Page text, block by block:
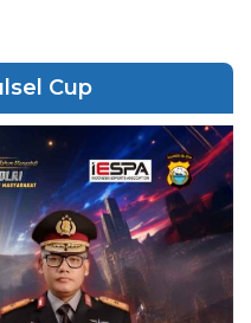
Cup